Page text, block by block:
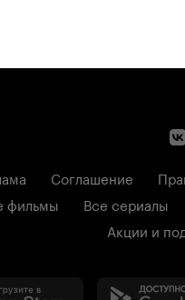
Соглашение
фильмы
Все сериалы
Акции и